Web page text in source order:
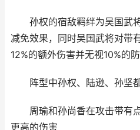
孙权的宿敌羁绊为吴国武
减免效果，同时吴国武将对带
12%的额外伤害并无视10%的
阵型中孙权、陆逊、孙坚
周瑜和孙尚香在攻击带有
更高的伤害